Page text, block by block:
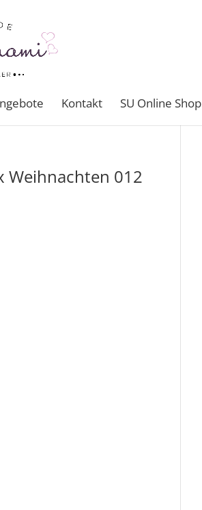
Kontakt SU Online Shop
Weihnachten 012